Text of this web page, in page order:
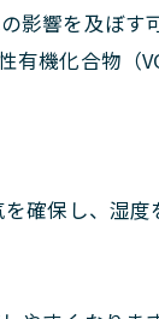
影響を及ぼ
機化合物
確保し、湿